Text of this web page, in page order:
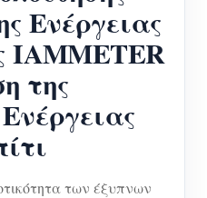
ProΕνέργειας
IAMMETER
της
των έξυπνων